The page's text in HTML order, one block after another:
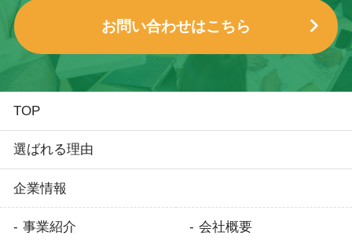
お問い合わせはこちら
TOP
選ばれる理由
企業情報
事業紹介 会社概要